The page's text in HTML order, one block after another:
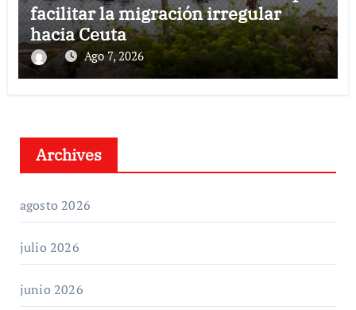
facilitar la migración irregular
hacia Ceuta
Ago 7, 2026
Archives
agosto 2026
julio 2026
junio 2026